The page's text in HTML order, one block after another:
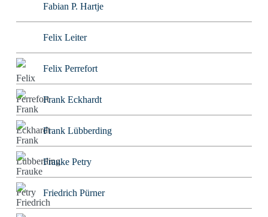
Fabian P. Hartje
Felix Leiter
Felix Perrefort
Frank Eckhardt
Frank Lübberding
Frauke Petry
Friedrich Pürner